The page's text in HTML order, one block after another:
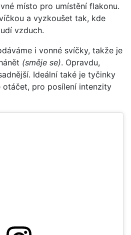
místo pro umístění flakonu.
a vyzkoušet tak, kde
vzduch.
i vonné svíčky, takže je
(směje se). Opravdu,
Ideální také je tyčinky
otáčet, pro posílení intenzity